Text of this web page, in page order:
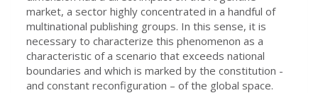
market, a sector highly concentrated in a handful of
multinational publishing groups. In this sense, it is
necessary to characterize this phenomenon as a
characteristic of a scenario that exceeds national
boundaries and which is marked by the constitution -
and constant reconfiguration – of the global space.